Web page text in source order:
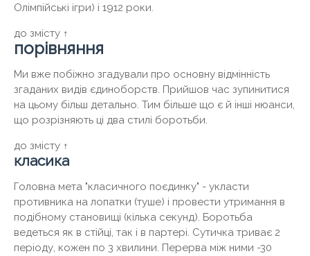
Олімпійські ігри) і 1912 роки.
до змісту ↑
порівняння
Ми вже побіжно згадували про основну відмінність
згаданих видів єдиноборств. Прийшов час зупинитися
на цьому більш детально. Тим більше що є й інші нюанси,
що розрізняють ці два стилі боротьби.
до змісту ↑
класика
Головна мета "класичного поєдинку" - укласти
противника на лопатки (туше) і провести утримання в
подібному становищі (кілька секунд). Боротьба
ведеться як в стійці, так і в партері. Сутичка триває 2
періоду, кожен по 3 хвилини. Перерва між ними -30